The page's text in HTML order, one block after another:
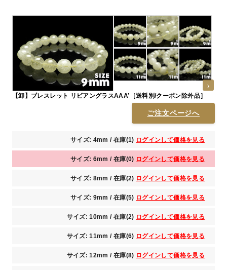
【卸】ブレスレット リビアングラスAAA’［送料別/クーポン除外品］
ご注文ページへ
サイズ: 4mm / 在庫(1) ログインして価格を見る
サイズ: 6mm / 在庫(0) ログインして価格を見る
サイズ: 8mm / 在庫(2) ログインして価格を見る
サイズ: 9mm / 在庫(5) ログインして価格を見る
サイズ: 10mm / 在庫(2) ログインして価格を見る
サイズ: 11mm / 在庫(6) ログインして価格を見る
サイズ: 12mm / 在庫(8) ログインして価格を見る